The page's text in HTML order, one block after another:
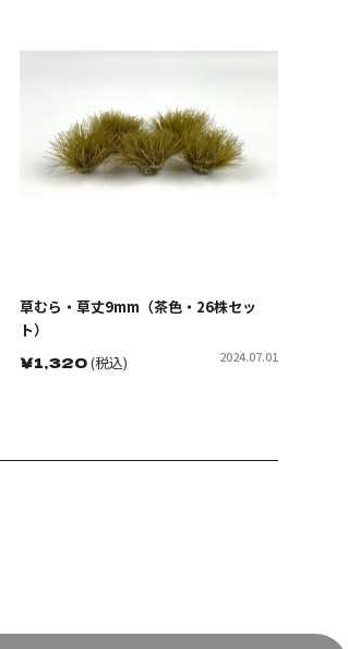
草むら・草丈9mm（茶色・26株セッ
ト）
￥1,320(税込) 2024.07.01